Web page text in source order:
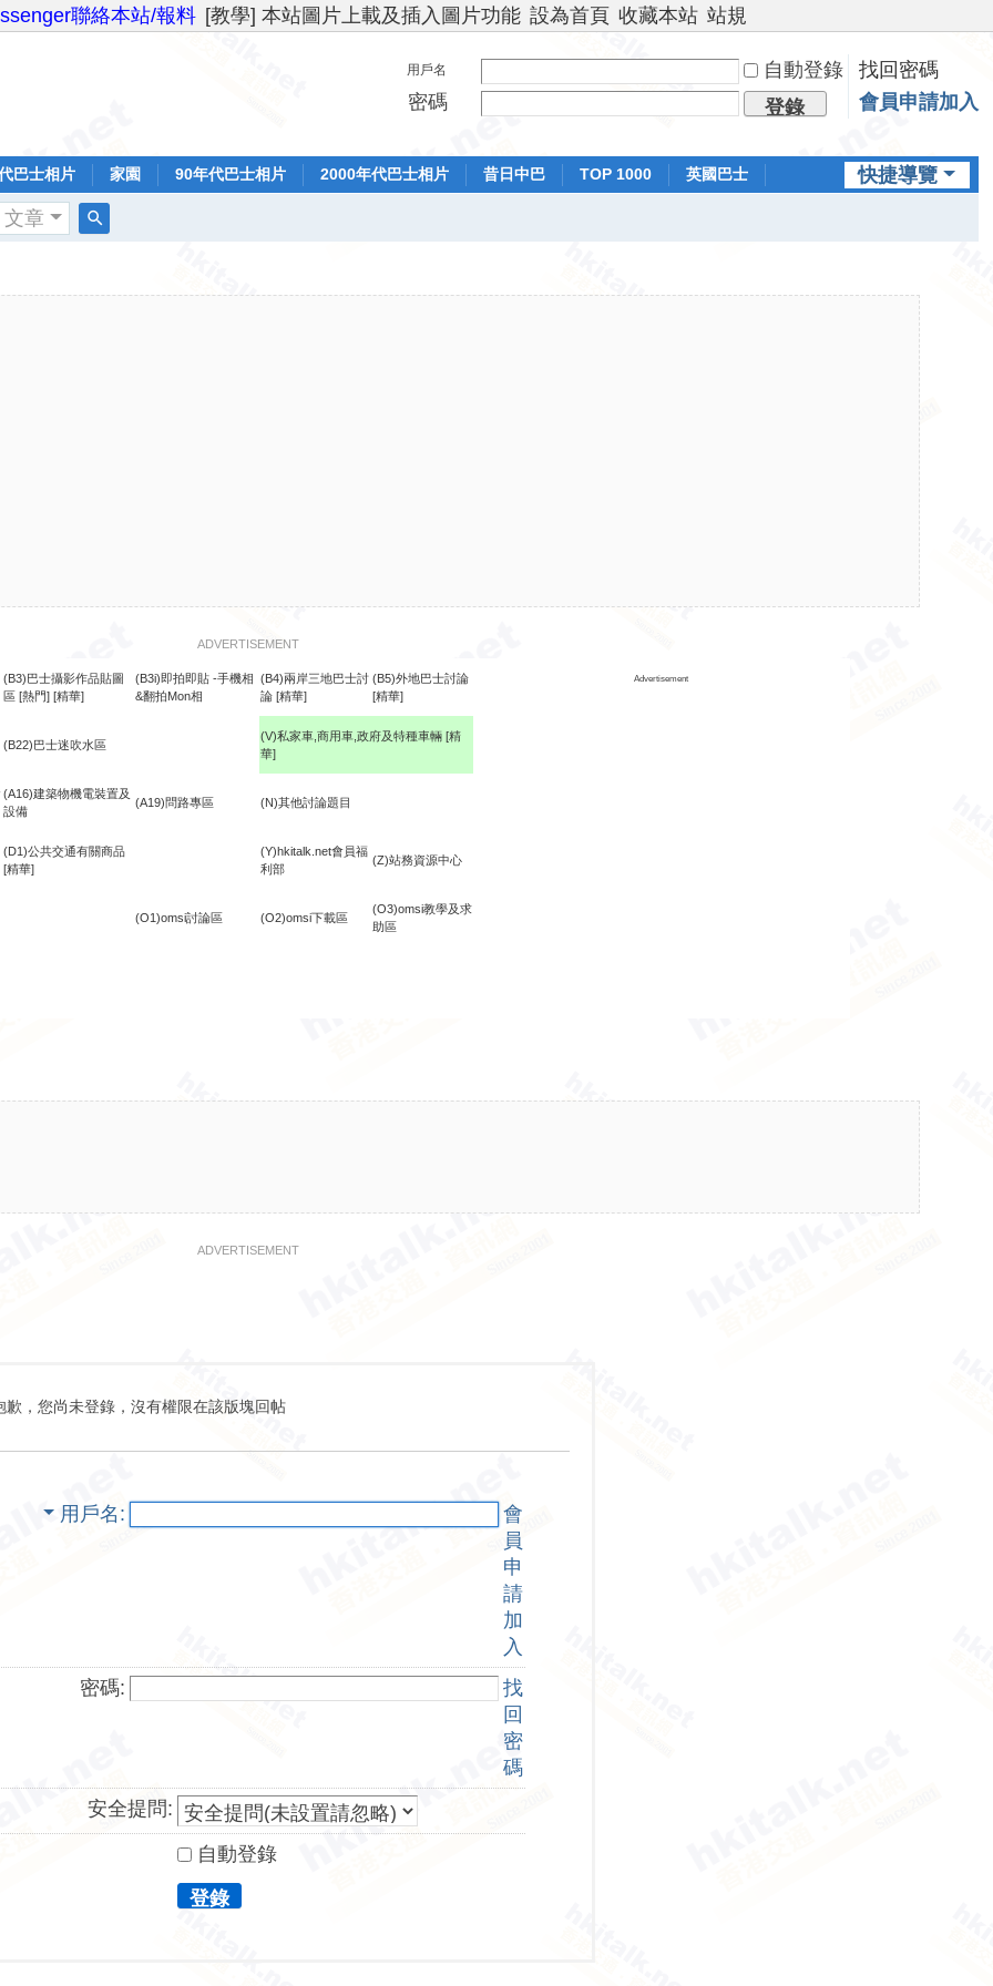
聯絡本站/報料 [教學] 本站圖片上載及插入圖片功能 設為首頁 收藏本站 站規
用戶名 自動登錄
找回密碼
密碼
登錄 會員申請加入
快捷導覽
巴士相片 家園 90年代巴士相片 2000年代巴士相片 昔日中巴 TOP 1000
英國巴士
文章
ADVERTISEMENT
(B3)巴士攝影作品貼圖
區 [熱門] [精華]
(B3i)即拍即貼 -手機相
&翻拍Mon相
(B4)兩岸三地巴士討
論 [精華]
(B5)外地巴士討論
[精華]
Advertisement
(B22)巴士迷吹水區
(V)私家車,商用車,政府及特種車輛 [精
華]
(A16)建築物機電裝置及
設備
(A19)問路專區 (N)其他討論題目
(D1)公共交通有關商品
[精華]
(Y)hkitalk.net會員福
利部
(Z)站務資源中心
(O1)omsi討論區 (O2)omsi下載區
(O3)omsi教學及求
助區
ADVERTISEMENT
歉，您尚未登錄，沒有權限在該版塊回帖
用戶名
會
員
申
請
加
入
密碼:
找
回
密
碼
安全提問:
自動登錄
登錄